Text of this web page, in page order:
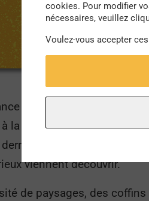
mondiale avec plus de
la règle. Bombay, New-
le chaos de la
viennent découvrir.
de paysages, des
cookies. Pour modifier
nécessaires, veuillez
Voulez-vous accepter